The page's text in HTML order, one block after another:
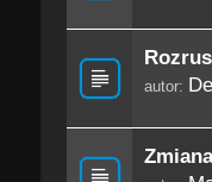
autor: